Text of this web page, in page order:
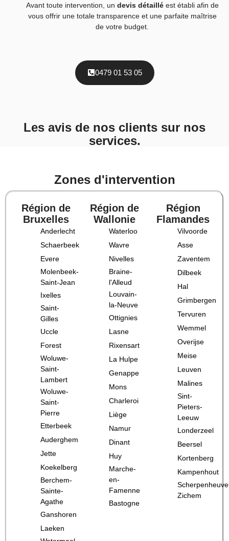
Avant toute intervention, un devis détailléest établi afin de
vous offrir une totale transparence et une parfaite maîtrise
de votre budget.
0479 01 53 05
Les avis de nos clients sur nos
services.
Zones d'intervention
Région de
Bruxelles
Anderlecht
Schaerbeek
Evere
Molenbeek-
Saint-Jean
Ixelles
Saint-
Gilles
Uccle
Forest
Woluwe-
Saint-
Lambert
Woluwe-
Saint-
Pierre
Etterbeek
Auderghem
Jette
Koekelberg
Berchem-
Sainte-
Agathe
Ganshoren
Laeken
Région de
Wallonie
Waterloo
Wavre
Nivelles
Braine-
l'Alleud
Louvain-
la-Neuve
Ottignies
Lasne
Rixensart
La Hulpe
Genappe
Mons
Charleroi
Liège
Namur
Dinant
Huy
Marche-
en-
Famenne
Bastogne
Région
Flamandes
Vilvoorde
Asse
Zaventem
Dilbeek
Hal
Grimbergen
Tervuren
Wemmel
Overijse
Meise
Leuven
Malines
Sint-
Pieters-
Leeuw
Londerzeel
Beersel
Kortenberg
Kampenhout
Zichem